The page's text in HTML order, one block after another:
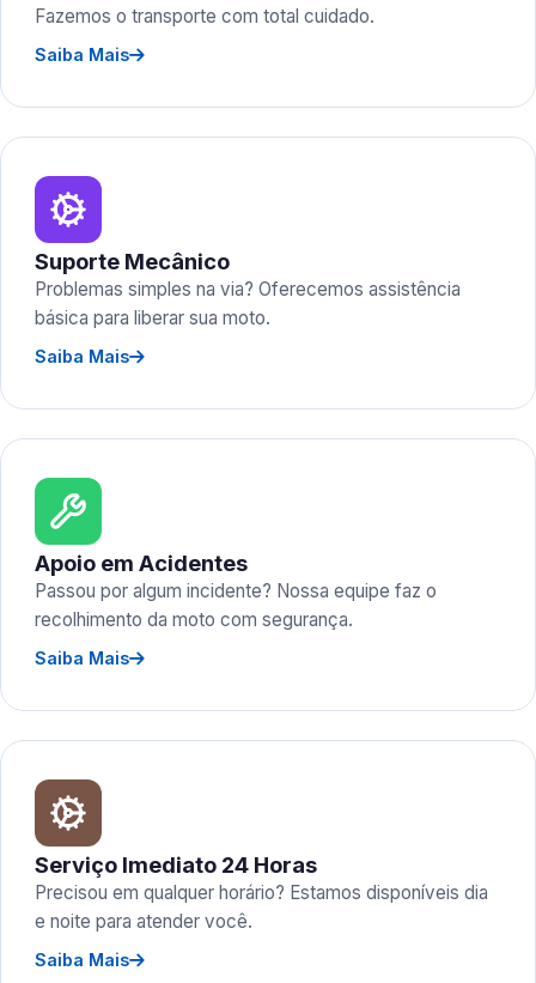
Fazemos o transporte com total cuidado.
Saiba Mais
Suporte Mecânico
Problemas simples na via? Oferecemos assistência
básica para liberar sua moto.
Saiba Mais
Apoio em Acidentes
Passou por algum incidente? Nossa equipe faz o
recolhimento da moto com segurança.
Saiba Mais
Serviço Imediato 24 Horas
Precisou em qualquer horário? Estamos disponíveis dia
e noite para atender você.
Saiba Mais